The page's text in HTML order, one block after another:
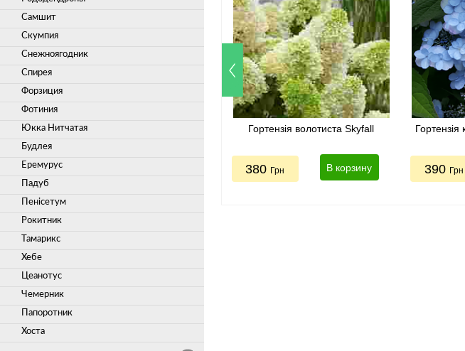
Самшит
Скумпия
Снежноягодник
Спирея
Форзиция
Фотиния
Юкка Нитчатая
Будлея
Еремурус
Падуб
Пенісетум
Рокитник
Тамарикс
Хебе
Цеанотус
Чемерник
Папоротник
Хоста
Гортензія волотиста Skyfall
380 Грн В корзину 390 Грн